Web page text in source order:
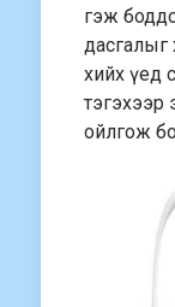
гэж
дасгалыг
хийх үед
тэгэхээр
ойлгож